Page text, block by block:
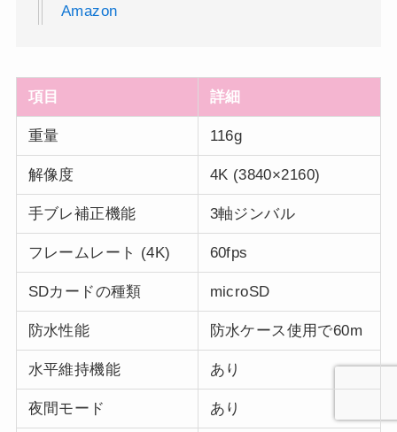
Amazon
項目 詳細
重量 116g
解像度 4K (3840×2160)
手ブレ補正機能 3軸ジンバル
フレームレート (4K) 60fps
SDカードの種類 microSD
防水性能 防水ケース使用で60m
水平維持機能 あり
夜間モード あり